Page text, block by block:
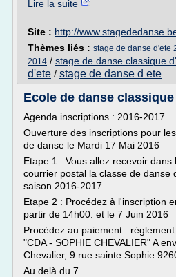
Lire la suite
Site : http://
Thèmes liés : stage de danse d'ete
2014 / stage de danse classique
d'ete / stage de danse d ete
Ecole de danse
Agenda inscriptions : 2016-2017
Ouverture des inscriptions pour
de danse le Mardi 17 Mai 2016
Etape 1 : Vous allez recevoir
courrier postal la classe de danse
saison 2016-2017
Etape 2 : Procédez à l'inscription
partir de 14h00. et le 7 Juin 2016
Procédez au paiement :
"CDA - SOPHIE CHEVALIER" A
Chevalier, 9 rue sainte Sophie
Au delà du 7...